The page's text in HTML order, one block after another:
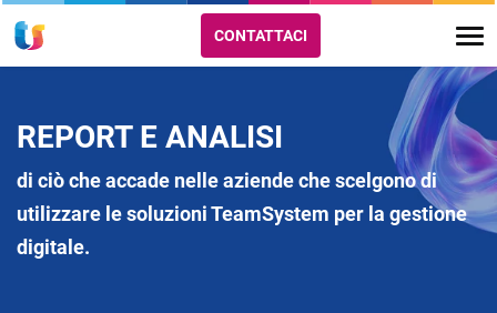
CONTATTACI
REPORT E ANALISI
di ciò che accade nelle aziende che scelgono di
utilizzare le soluzioni TeamSystem per la gestione
digitale.